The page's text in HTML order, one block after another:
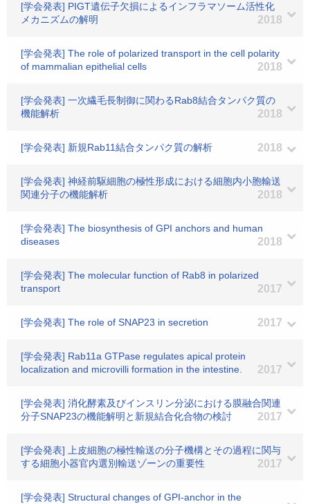
[学会発表] PIGT遺伝子欠損によるインフラマソーム活性化
メカニズムの解明
2018
[学会発表] The role of polarized transport in the cell polarity
of mammalian epithelial cells
2018
[学会発表] 一次繊毛長制御に関わるRab8結合タンパク質の
機能解析
2018
[学会発表] 新規Rab11結合タンパク質の解析 2018
[学会発表] 神経前駆細胞の極性形成における細胞内小胞輸送
関連分子の機能解析
2018
[学会発表] The biosynthesis of GPI anchors and human
diseases
2018
[学会発表] The molecular function of Rab8 in polarized
transport
2017
[学会発表] The role of SNAP23 in secretion 2017
[学会発表] Rab11a GTPase regulates apical protein
localization and microvilli formation in the intestine.
2017
[学会発表] 消化酵素及びインスリン分泌における膜融合関連
分子SNAP23の機能解明と新規結合化合物の検討
2017
[学会発表] 上皮細胞の極性輸送の分子機構とその過程に関与
する細胞小器官内選別輸送ゾーンの重要性
2017
[学会発表] Structural changes of GPI-anchor in the